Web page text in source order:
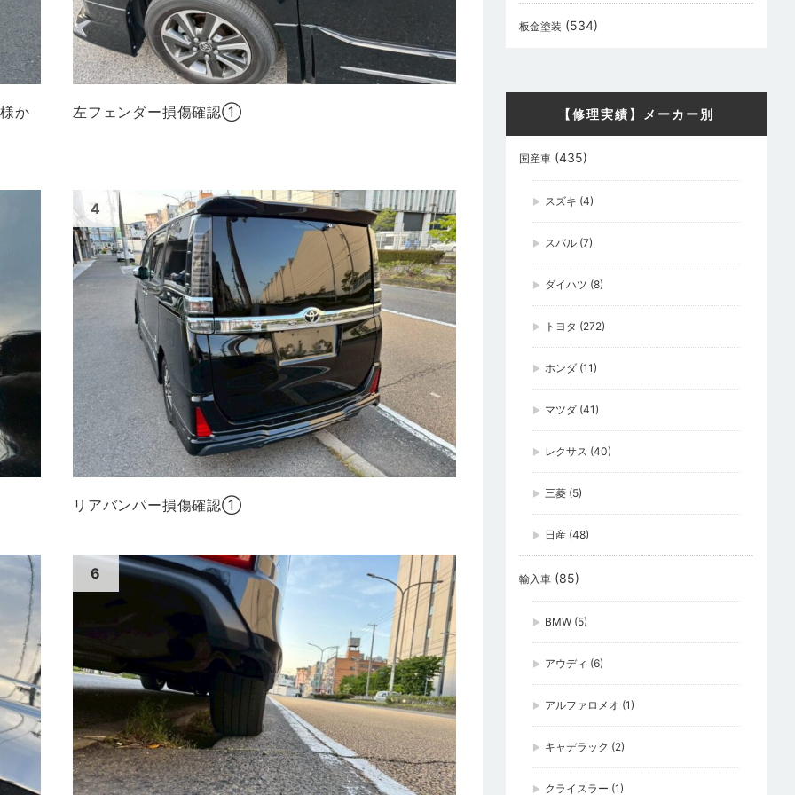
か 左フェンダー損傷確認①
リアバンパー損傷確認①
板金塗装 (534)
【修理実績】メーカー別
国産車(435)
スズキ (4)
スバル(7)
ダイハツ (8)
トヨタ (272)
ホンダ(11)
マツダ(41)
レクサス (40)
三菱(5)
日産(48)
輸入車(85)
BMW(5)
アウディ (6)
アルファロメオ (1)
キャデラック (2)
クライスラー (1)